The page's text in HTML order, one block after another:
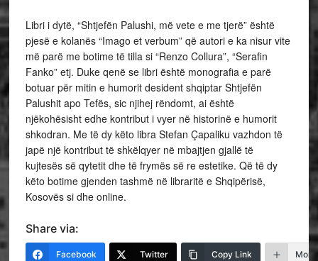
Libri i dytë, “Shtjefën Palushi, më vete e me tjerë” është
pjesë e kolanës “Imago et verbum” që autori e ka nisur vite
më parë me botime të tilla si “Renzo Collura”, “Serafin
Fanko” etj. Duke qenë se libri është monografia e parë
botuar për mitin e humorit desident shqiptar Shtjefën
Palushit apo Tefës, sic njihej rëndomt, ai është
njëkohësisht edhe kontribut i vyer në historinë e humorit
shkodran. Me të dy këto libra Stefan Çapaliku vazhdon të
japë një kontribut të shkëlqyer në mbajtjen gjallë të
kujtesës së qytetit dhe të frymës së re estetike. Që të dy
këto botime gjenden tashmë në libraritë e Shqipërisë,
Kosovës si dhe online.
Share via:
Facebook Twitter Copy Link More